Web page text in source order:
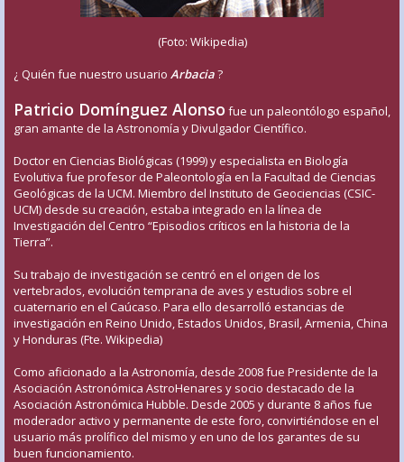
(Foto: Wikipedia)
¿ Quién fue nuestro usuario Arbacia?
Patricio Domínguez Alonso fue un paleontólogo español,
gran amante de la Astronomía y Divulgador Científico.
Doctor en Ciencias Biológicas (1999) y especialista en Biología
Evolutiva fue profesor de Paleontología en la Facultad de Ciencias
Geológicas de la UCM. Miembro del Instituto de Geociencias (CSIC-
UCM) desde su creación, estaba integrado en la línea de
Investigación del Centro “Episodios críticos en la historia de la
Tierra”.
Su trabajo de investigación se centró en el origen de los
vertebrados, evolución temprana de aves y estudios sobre el
cuaternario en el Caúcaso. Para ello desarrolló estancias de
investigación en Reino Unido, Estados Unidos, Brasil, Armenia, China
y Honduras (Fte. Wikipedia)
Como aficionado a la Astronomía, desde 2008 fue Presidente de la
Asociación Astronómica AstroHenares y socio destacado de la
Asociación Astronómica Hubble. Desde 2005 y durante 8 años fue
moderador activo y permanente de este foro, convirtiéndose en el
usuario más prolífico del mismo y en uno de los garantes de su
buen funcionamiento.